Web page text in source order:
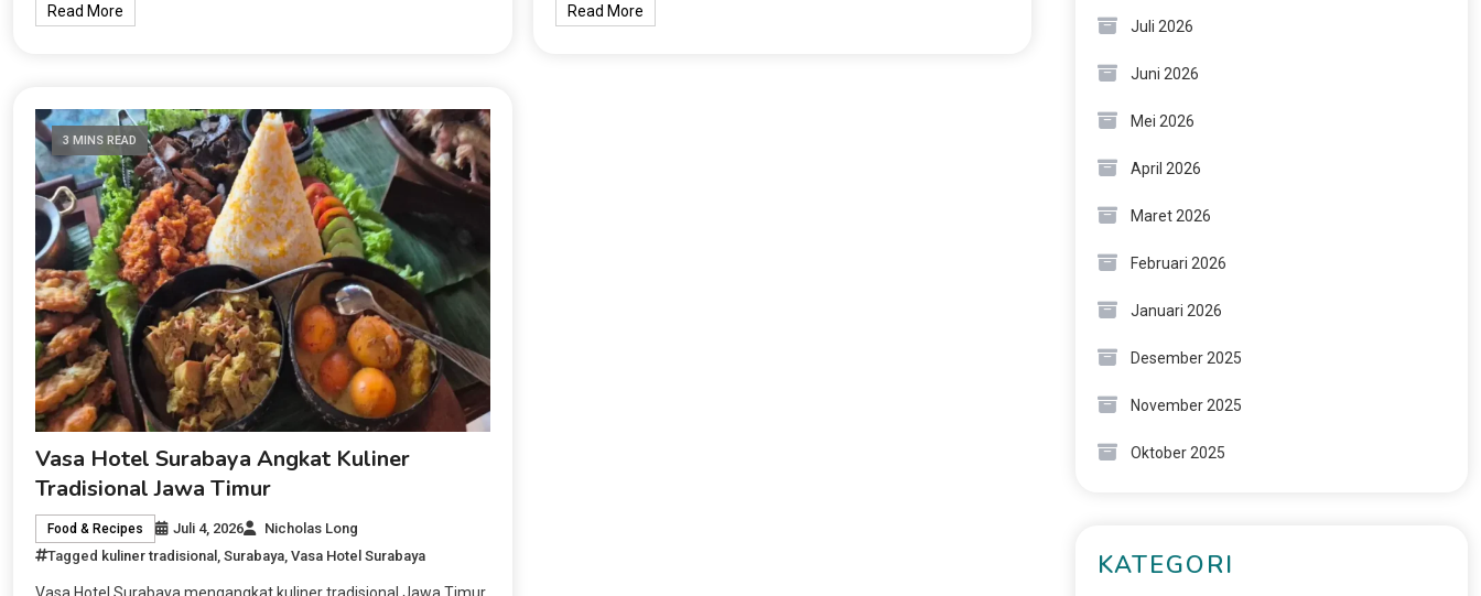
Read More Read More
3 MINS READ
Vasa Hotel Surabaya Angkat Kuliner
Tradisional Jawa Timur
Food & Recipes Juli 4, 2026
Nicholas Long
Tagged kuliner tradisional ,Surabaya,Vasa Hotel Surabaya
Juli 2026
Juni 2026
Mei 2026
April 2026
Maret 2026
Februari 2026
Januari 2026
Desember 2025
November 2025
Oktober 2025
KATEGORI